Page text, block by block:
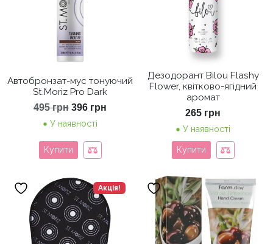
Автобронзат-мус тонуючий
St.Moriz Pro Dark
495грн Оригінальна
495 грн.
396 грн
У наявності
Купити
Дезодорант Bilou Flashy
Flower, квітково-ягідний
аромат
265 грн
У наявності
Купити
Акція!